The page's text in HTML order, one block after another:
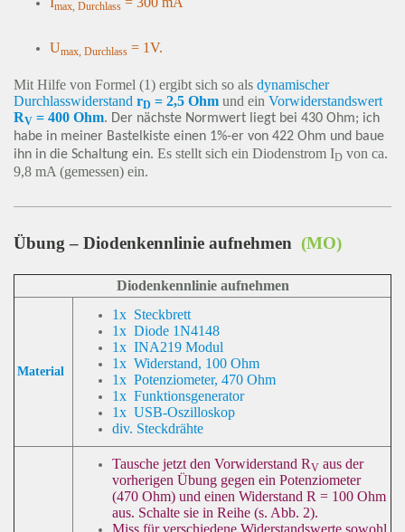
max, Durchlass
Umax, Durchlass = 1V.
Mit Hilfe von Formel (1) ergibt sich so als dynamischer
Durchlasswiderstand rD = 2,5 Ohm und ein Vorwiderstandswert
RV = 400 Ohm. Der nächste Normwert liegt bei 430 Ohm; ich
habe in meiner Bastelkiste einen 1%-er von 422 Ohm und baue
ihn in die Schaltung ein. Es stellt sich ein Diodenstrom ID von ca.
9,8 mA (gemessen) ein.
Übung – Diodenkennlinie aufnehmen (MO)
Diodenkennlinie aufnehmen
Material
1x Steckbrett
1x Diode 1N4148
1x INA219 Modul
1x Widerstand, 100 Ohm
1x Potenziometer, 470 Ohm
1x Funktionsgenerator
1x USB-Oszilloskop
div. Steckdrähte
Tausche jetzt den Vorwiderstand RV aus der
vorherigen Übung gegen ein Potenziometer
(470 Ohm) und einen Widerstand R = 100 Ohm
aus. Schalte sie in Reihe (s. Abb. 2).
Miss für verschiedene Widerstandswerte sowohl